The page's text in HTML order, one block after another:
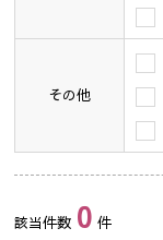
その他
該当件数 0 件